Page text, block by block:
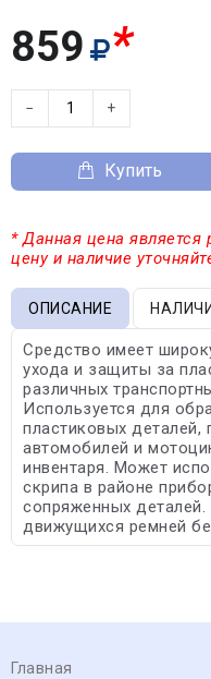
859 *
− +
Купить
* Данная цена является
цену и наличие
ОПИСАНИЕ
Средство имеет
ухода и защиты за
различных
Используется для
пластиковых деталей,
автомобилей и
инвентаря. Может
скрипа в районе
сопряженных
движущихся ремней
Главная